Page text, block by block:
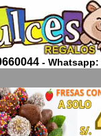
- Whatsapp: